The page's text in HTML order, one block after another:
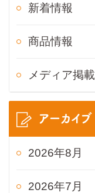
新着情報
商品情報
メディア掲載
アーカイブ
2026年8月
2026年7月